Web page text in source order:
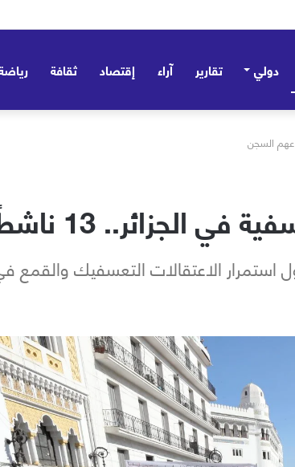
دولي تقارير آراء إقتصاد ثقافة
ناشطًا تم ايداعهم السجن
الاعتقالات التعسفيك والقمع في